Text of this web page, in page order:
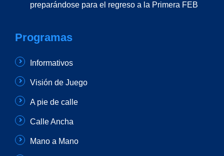
preparándose para el regreso a la Primera FEB
Programas
Informativos
Visión de Juego
A pie de calle
Calle Ancha
Mano a Mano